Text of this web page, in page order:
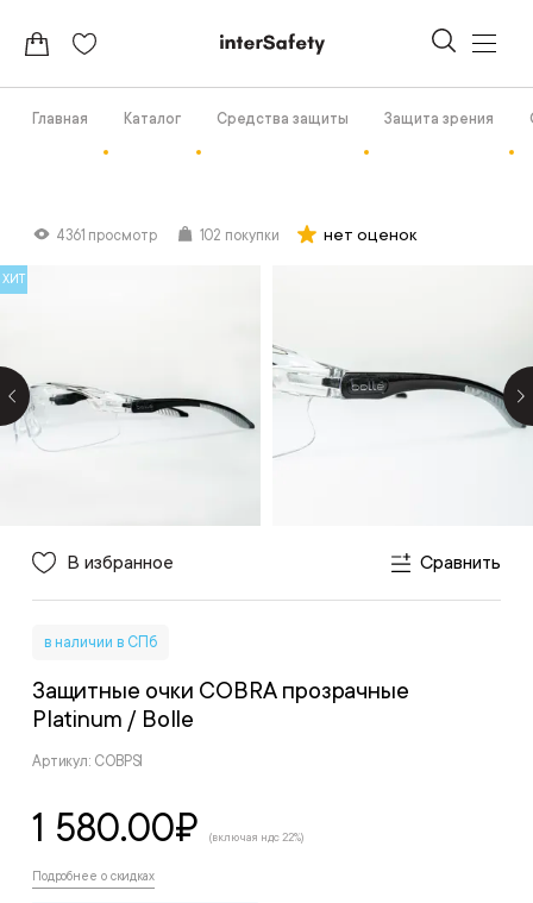
Главная Каталог Средства защиты Защита зрения
4361 просмотр 102 покупки нет оценок
ХИТ
В избранное Сравнить
в наличии в СПб
Защитные очки COBRA прозрачные
Platinum / Bolle
Артикул: COBPSI
1 580.00₽ (включая ндс 22%)
Подробнее о скидках